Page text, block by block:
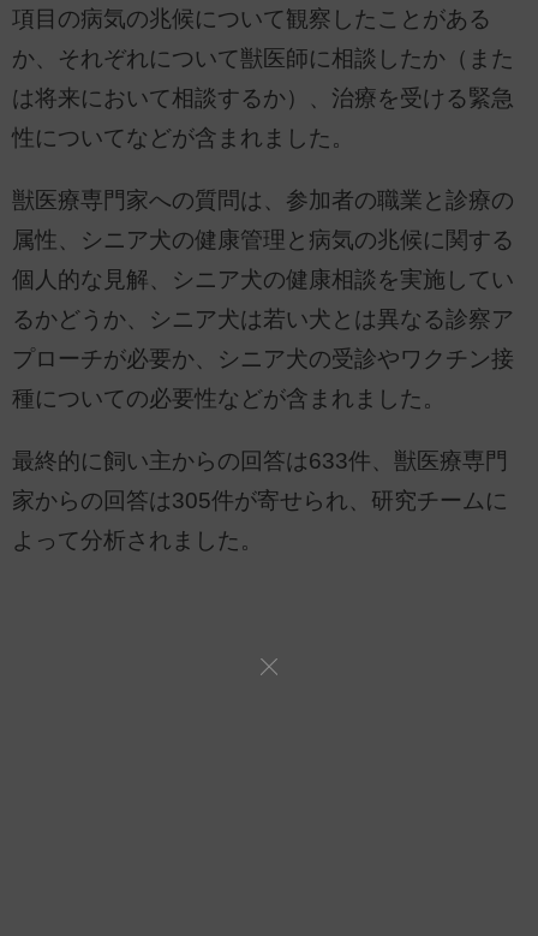
項目の病気の兆候について観察したことがある
か、それぞれについて獣医師に相談したか（また
は将来において相談するか）、治療を受ける緊急
性についてなどが含まれました。
獣医療専門家への質問は、参加者の職業と診療の
属性、シニア犬の健康管理と病気の兆候に関する
個人的な見解、シニア犬の健康相談を実施してい
るかどうか、シニア犬は若い犬とは異なる診察ア
プローチが必要か、シニア犬の受診やワクチン接
種についての必要性などが含まれました。
最終的に飼い主からの回答は633件、獣医療専門
家からの回答は305件が寄せられ、研究チームに
よって分析されました。